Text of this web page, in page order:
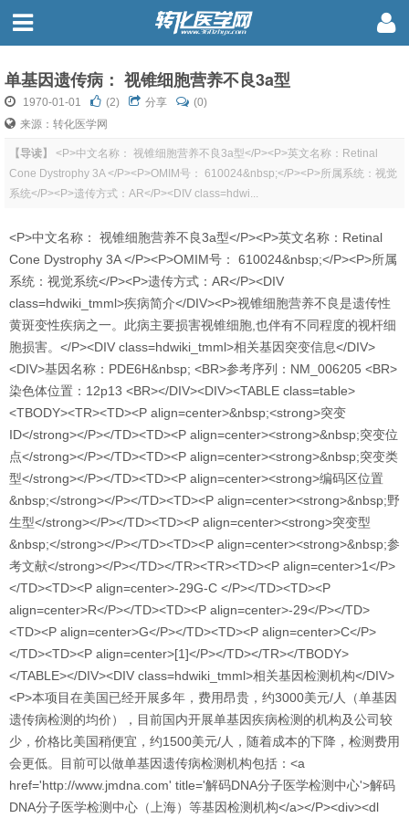
单基因遗传病： 视锥细胞营养不良3a型
1970-01-01 (2) 分享
(0)
来源：转化医学网
【导读】
<P>中文名称： 视锥细胞营养不良3a型</P><P>英文名称：Retinal
Cone Dystrophy 3A </P><P>OMIM号： 610024&nbsp;</P><P>所属系统：视觉
系统</P><P>遗传方式：AR</P><DIV class=hdwi...
<P>中文名称： 视锥细胞营养不良3a型</P><P>英文名称：Retinal
Cone Dystrophy 3A </P><P>OMIM号： 610024&nbsp;</P><P>所属
系统：视觉系统</P><P>遗传方式：AR</P><DIV
class=hdwiki_tmml>疾病简介</DIV><P>视锥细胞营养不良是遗传性
黄斑变性疾病之一。此病主要损害视锥细胞,也伴有不同程度的视杆细
胞损害。</P><DIV class=hdwiki_tmml>相关基因突变信息</DIV>
<DIV>基因名称：PDE6H&nbsp; <BR>参考序列：NM_006205 <BR>
染色体位置：12p13 <BR></DIV><DIV><TABLE class=table>
<TBODY><TR><TD><P align=center>&nbsp;<strong>突变
ID</strong></P></TD><TD><P align=center><strong>&nbsp;突变位
点</strong></P></TD><TD><P align=center><strong>&nbsp;突变类
型</strong></P></TD><TD><P align=center><strong>编码区位置
&nbsp;</strong></P></TD><TD><P align=center><strong>&nbsp;野
生型</strong></P></TD><TD><P align=center><strong>突变型
&nbsp;</strong></P></TD><TD><P align=center><strong>&nbsp;参
考文献</strong></P></TD></TR><TR><TD><P align=center>1</P>
</TD><TD><P align=center>-29G-C </P></TD><TD><P
align=center>R</P></TD><TD><P align=center>-29</P></TD>
<TD><P align=center>G</P></TD><TD><P align=center>C</P>
</TD><TD><P align=center>[1]</P></TD></TR></TBODY>
</TABLE></DIV><DIV class=hdwiki_tmml>相关基因检测机构</DIV>
<P>本项目在美国已经开展多年，费用昂贵，约3000美元/人（单基因
遗传病检测的均价），目前国内开展单基因疾病检测的机构及公司较
少，价格比美国稍便宜，约1500美元/人，随着成本的下降，检测费用
会更低。目前可以做单基因遗传病检测机构包括：<a
href='http://www.jmdna.com' title='解码DNA分子医学检测中心'>解码
DNA分子医学检测中心（上海）等基因检测机构</a></P><div><dl